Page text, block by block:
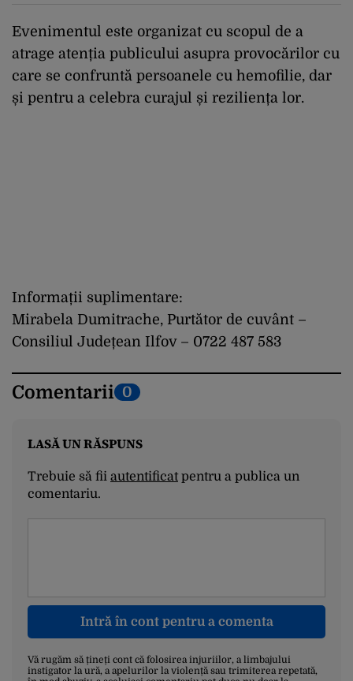
Evenimentul este organizat cu scopul de a
atrage atenția publicului asupra provocărilor cu
care se confruntă persoanele cu hemofilie, dar
și pentru a celebra curajul și reziliența lor.
Informații suplimentare:
Mirabela Dumitrache, Purtător de cuvânt –
Consiliul Județean Ilfov – 0722 487 583
Comentarii 0
LASĂ UN RĂSPUNS
Trebuie să fii autentificatpentru a publica un
comentariu.
Intră în cont pentru a comenta
Vă rugăm să țineți cont că folosirea injuriilor, a limbajului
instigator la ură, a apelurilor la violență sau trimiterea repetată,